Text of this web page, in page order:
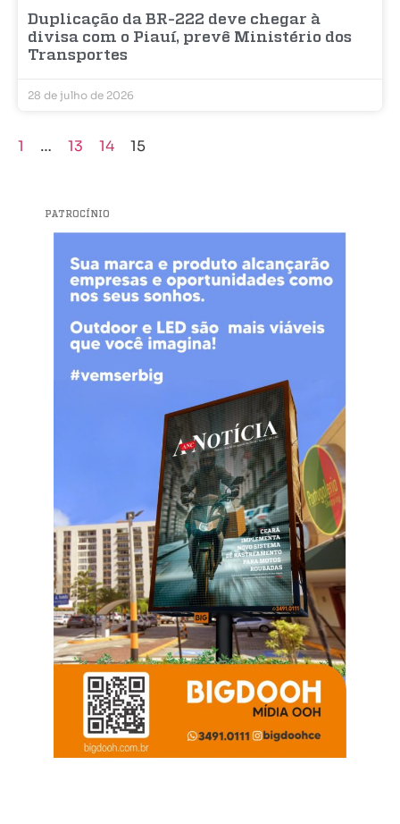
Duplicação da BR-222 deve chegar à
divisa com o Piauí, prevê Ministério dos
Transportes
28 de julho de 2026
1 … 13 14 15
PATROCÍNIO